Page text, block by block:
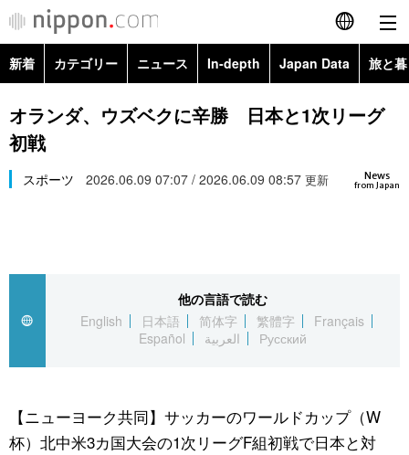
English
简体字
Русский
カテゴリー
経済・ビジネス
国際
文化
トップ
アーカイブ
In-depth
Japan Data
動画/Live
新着 カテゴリー ニュース In-depth Japan Data 旅と
政治・外交
経済・ビジネス
スポーツ・東京2020
Topics
オランダ、ウズベクに辛勝 日本と1次リーグ
初戦
News
from Japan
スポーツ 2026.06.09 07:07 / 2026.06.09 08:57 更新
他の言語で読む
English
日本語 简体字 繁體字
Français
Español
العربية Русский
【ニューヨーク共同】サッカーのワールドカップ（W
杯）北中米3カ国大会の1次リーグF組初戦で日本と対